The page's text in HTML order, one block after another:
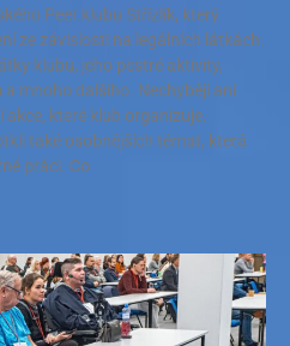
Peer klubu Střízlík, který
ze závislosti na legálních látkách.
klubu, jeho pestré aktivity,
mnoho dalšího. Nechybějí ani
které klub organizuje.
také osobnějších témat, která
práci. Co